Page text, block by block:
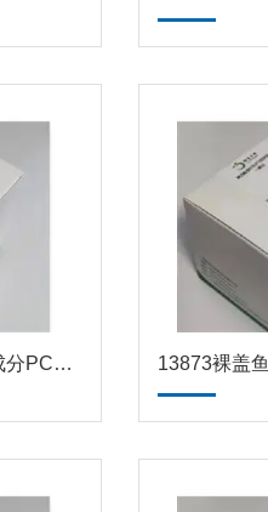
13872南极犬牙鱼源性成分PCR试剂盒